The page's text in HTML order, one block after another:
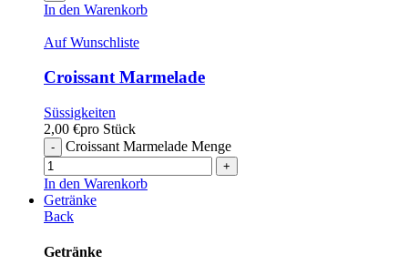
In den Warenkorb
Auf Wunschliste
Croissant Marmelade
Süssigkeiten
2,00 €pro Stück
Croissant Marmelade Menge
In den Warenkorb
Getränke
Back
Getränke